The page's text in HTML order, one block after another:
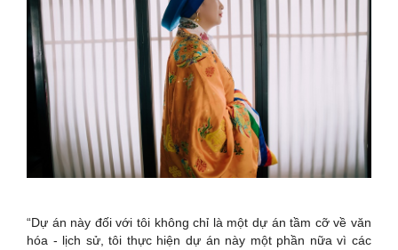
“Dự án này đối với tôi không chỉ là một dự án tầm cỡ về văn
hóa - lịch sử, tôi thực hiện dự án này một phần nữa vì các